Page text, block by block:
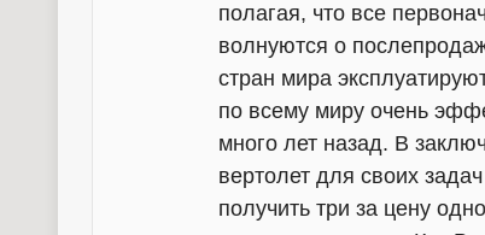
полагая, что все
волнуются о
стран мира
по всему миру очень
много лет назад. В
вертолет для своих
получить три за цену